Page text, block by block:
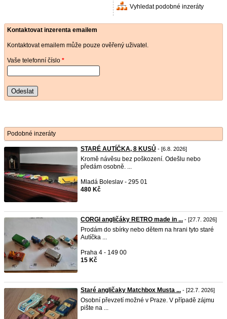
Vyhledat podobné inzeráty
Kontaktovat inzerenta emailem
Kontaktovat emailem může pouze ověřený uživatel.
Vaše telefonní číslo *
Odeslat
Podobné inzeráty
STARÉ AUTÍČKA, 8 KUSŮ - [6.8. 2026]
Kromě návěsu bez poškození. Odešlu nebo
předám osobně. ...
Mladá Boleslav - 295 01
480 Kč
CORGI angličáky RETRO made in ... - [27.7. 2026]
Prodám do sbírky nebo dětem na hrani tyto staré
Autíčka ...
Praha 4 - 149 00
15 Kč
Staré angličaky Matchbox Musta ... - [22.7. 2026]
Osobní převzetí možné v Praze. V případě zájmu
pište na ...